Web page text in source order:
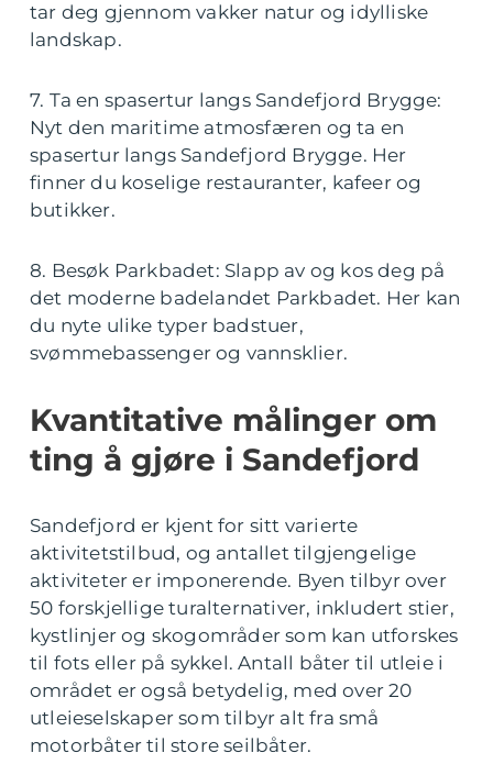
tar deg gjennom vakker natur og idylliske
landskap.
7. Ta en spasertur langs Sandefjord Brygge:
Nyt den maritime atmosfæren og ta en
spasertur langs Sandefjord Brygge. Her
finner du koselige restauranter, kafeer og
butikker.
8. Besøk Parkbadet: Slapp av og kos deg på
det moderne badelandet Parkbadet. Her kan
du nyte ulike typer badstuer,
svømmebassenger og vannsklier.
Kvantitative målinger om
ting å gjøre i Sandefjord
Sandefjord er kjent for sitt varierte
aktivitetstilbud, og antallet tilgjengelige
aktiviteter er imponerende. Byen tilbyr over
50 forskjellige turalternativer, inkludert stier,
kystlinjer og skogområder som kan utforskes
til fots eller på sykkel. Antall båter til utleie i
området er også betydelig, med over 20
utleieselskaper som tilbyr alt fra små
motorbåter til store seilbåter.